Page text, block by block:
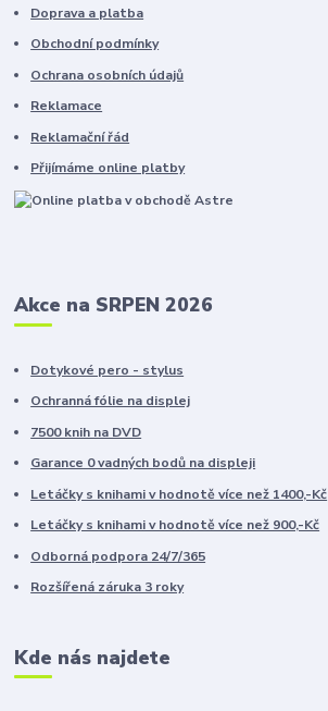
Doprava a platba
Obchodní podmínky
Ochrana osobních údajů
Reklamace
Reklamační řád
Přijímáme online platby
Akce na SRPEN 2026
Dotykové pero - stylus
Ochranná fólie na displej
7500 knih na DVD
Garance 0 vadných bodů na displeji
Letáčky s knihami v hodnotě více než 1400,-Kč
Letáčky s knihami v hodnotě více než 900,-Kč
Odborná podpora 24/7/365
Rozšířená záruka 3 roky
Kde nás najdete